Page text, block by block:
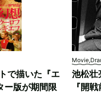
で描いた『エ
ー版が期間限
池松壮
『開